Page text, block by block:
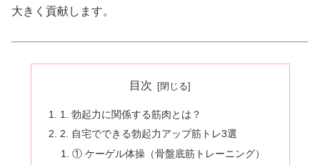
大きく貢献します。
目次
1. 勃起力に関係する筋肉とは？
2. 自宅でできる勃起力アップ筋トレ3選
① ケーゲル体操（骨盤底筋トレーニング）